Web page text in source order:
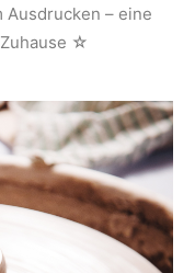
Ausdrucken – eine
☆